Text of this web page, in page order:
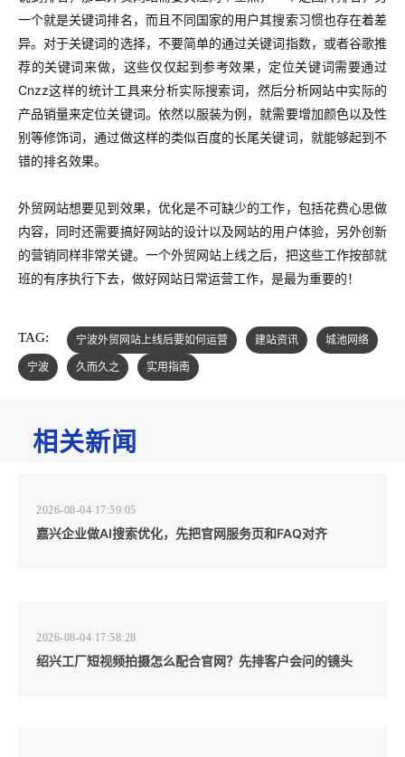
一个就是关键词排名，而且不同国家的用户其搜索习惯也存在着差
异。对于关键词的选择，不要简单的通过关键词指数，或者谷歌推
荐的关键词来做，这些仅仅起到参考效果，定位关键词需要通过
Cnzz这样的统计工具来分析实际搜索词，然后分析网站中实际的
产品销量来定位关键词。依然以服装为例，就需要增加颜色以及性
别等修饰词，通过做这样的类似百度的长尾关键词，就能够起到不
错的排名效果。
外贸网站想要见到效果，优化是不可缺少的工作，包括花费心思做
内容，同时还需要搞好网站的设计以及网站的用户体验，另外创新
的营销同样非常关键。一个外贸网站上线之后，把这些工作按部就
班的有序执行下去，做好网站日常运营工作，是最为重要的！
TAG: 宁波外贸网站上线后要如何运营 建站资讯
城池网络
宁波
久而久之 实用指南
相关新闻
2026-08-04 17:59:05
嘉兴企业做AI搜索优化，先把官网服务页和FAQ对齐
2026-08-04 17:58:28
绍兴工厂短视频拍摄怎么配合官网？先排客户会问的镜头